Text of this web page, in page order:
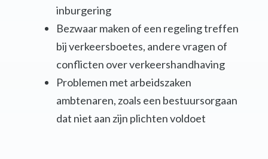
inburgering
Bezwaar maken of een regeling treffen
bij verkeersboetes, andere vragen of
conflicten over verkeershandhaving
Problemen met arbeidszaken
ambtenaren, zoals een bestuursorgaan
dat niet aan zijn plichten voldoet